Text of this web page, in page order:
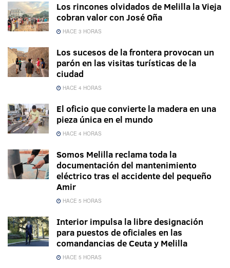
Los rincones olvidados de Melilla la Vieja
cobran valor con José Oña
HACE 3 HORAS
Los sucesos de la frontera provocan un
parón en las visitas turísticas de la
ciudad
HACE 4 HORAS
El oficio que convierte la madera en una
pieza única en el mundo
HACE 4 HORAS
Somos Melilla reclama toda la
documentación del mantenimiento
eléctrico tras el accidente del pequeño
Amir
HACE 5 HORAS
Interior impulsa la libre designación
para puestos de oficiales en las
comandancias de Ceuta y Melilla
HACE 5 HORAS